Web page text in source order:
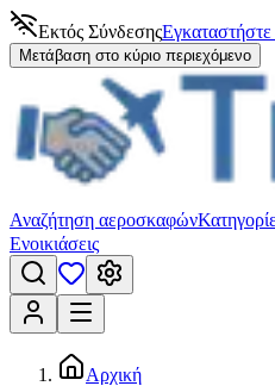
Εκτός Σύνδεσης
Μετάβαση στο κύριο περιεχόμενο
Αναζήτηση αεροσκαφών
Ενοικιάσεις
Αρχική